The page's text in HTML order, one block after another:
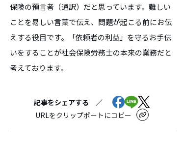
保険の預言者（通訳）だと思っています。難しい
ことを易しい言葉で伝え、問題が起こる前にお伝
えする役目です。「依頼者の利益」を守るお手伝
いをすることが社会保険労務士の本来の業務だと
考えております。
記事をシェアする ／
URLをクリップポートにコピー